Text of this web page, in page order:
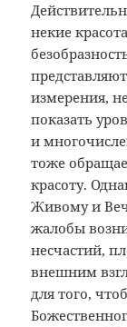
некие
измерения,
показать
и
тоже
красоту.
Живому и
жалобы
несчастий,
внешним
для того,